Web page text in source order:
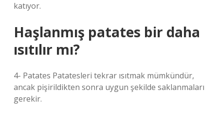
katıyor.
Haşlanmış patates bir daha
ısıtılır mı?
4- Patates Patatesleri tekrar ısıtmak mümkündür,
ancak pişirildikten sonra uygun şekilde saklanmaları
gerekir.